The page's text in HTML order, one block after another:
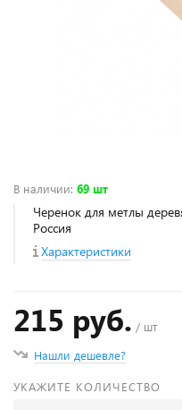
В наличии: 69 шт
Черенок для метлы
Россия
Характеристики
215 руб. / шт
Нашли дешевле?
УКАЖИТЕ КОЛИЧЕСТВО